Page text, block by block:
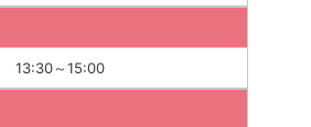
13:30～15:00